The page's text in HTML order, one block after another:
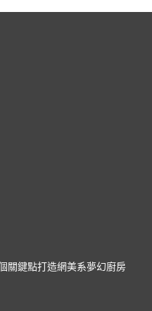
關鍵點打造網美系夢幻廚房